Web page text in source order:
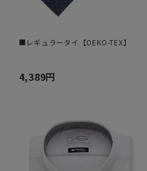
■レギュラータイ【OEKO-TEX】
4,389円